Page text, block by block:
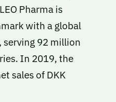
Pharma is
with a global
serving 92 million
In 2019, the
sales of DKK